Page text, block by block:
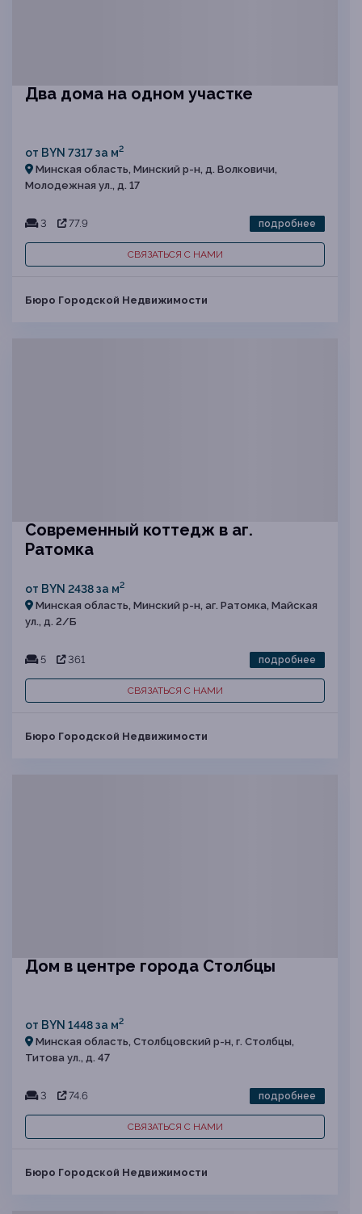
Два дома на одном участке
от BYN 7317 за м2
Минская область, Минский р-н, д. Волковичи,
Молодежная ул., д. 17
3 77.9 подробнее
СВЯЗАТЬСЯ С НАМИ
Бюро Городской Недвижимости
Современный коттедж в аг.
Ратомка
от BYN 2438 за м2
Минская область, Минский р-н, аг. Ратомка, Майская
ул., д. 2/Б
5 361 подробнее
СВЯЗАТЬСЯ С НАМИ
Бюро Городской Недвижимости
Дом в центре города Столбцы
от BYN 1448 за м2
Минская область, Столбцовский р-н, г. Столбцы,
Титова ул., д. 47
3 74.6 подробнее
СВЯЗАТЬСЯ С НАМИ
Бюро Городской Недвижимости